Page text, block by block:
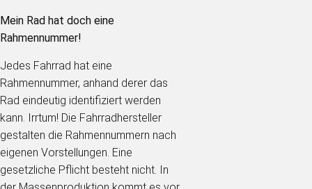
Mein Rad hat doch eine
Rahmennummer!
Jedes Fahrrad hat eine
Rahmennummer, anhand derer das
Rad eindeutig identifiziert werden
kann. Irrtum! Die Fahrradhersteller
gestalten die Rahmennummern nach
eigenen Vorstellungen. Eine
gesetzliche Pflicht besteht nicht. In